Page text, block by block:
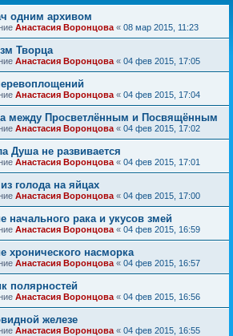
одним архивом
Анастасия Воронцова « 08 мар 2015, 11:23
Творца
Анастасия Воронцова « 04 фев 2015, 17:05
Анастасия Воронцова « 04 фев 2015, 17:04
между Просветлённым и Посвящённым
Анастасия Воронцова « 04 фев 2015, 17:02
Душа не развивается
Анастасия Воронцова « 04 фев 2015, 17:01
голода на яйцах
Анастасия Воронцова « 04 фев 2015, 17:00
начального рака и укусов змей
Анастасия Воронцова « 04 фев 2015, 16:59
хронического насморка
Анастасия Воронцова « 04 фев 2015, 16:57
полярностей
Анастасия Воронцова « 04 фев 2015, 16:56
железе
Анастасия Воронцова « 04 фев 2015, 16:55